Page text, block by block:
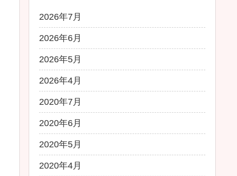
2026年7月
2026年6月
2026年5月
2026年4月
2020年7月
2020年6月
2020年5月
2020年4月